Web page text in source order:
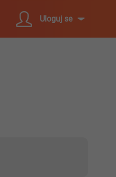
Uloguj se